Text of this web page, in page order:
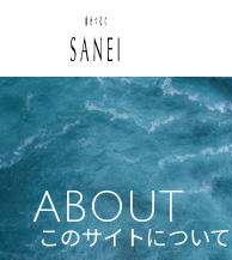
ABOUT
このサイトについて